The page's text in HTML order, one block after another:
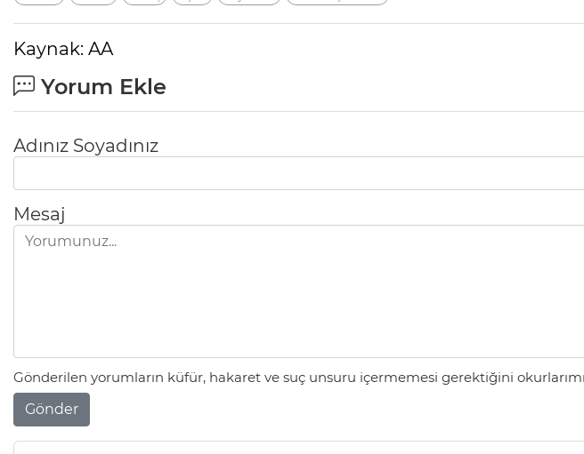
Kaynak: AA
Yorum Ekle
Adınız Soyadınız
Mesaj
Gönderilen yorumların küfür, hakaret ve suç unsuru içermemesi gerektiğini
Gönder